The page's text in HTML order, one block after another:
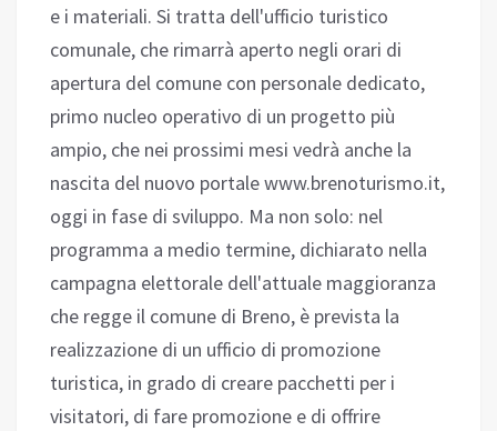
e i materiali. Si tratta dell'ufficio turistico
comunale, che rimarrà aperto negli orari di
apertura del comune con personale dedicato,
primo nucleo operativo di un progetto più
ampio, che nei prossimi mesi vedrà anche la
nascita del nuovo portale www.brenoturismo.it,
oggi in fase di sviluppo. Ma non solo: nel
programma a medio termine, dichiarato nella
campagna elettorale dell'attuale maggioranza
che regge il comune di Breno, è prevista la
realizzazione di un ufficio di promozione
turistica, in grado di creare pacchetti per i
visitatori, di fare promozione e di offrire